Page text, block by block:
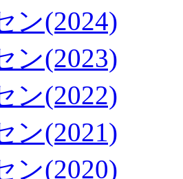
ン(2024)
ン(2023)
ン(2022)
ン(2021)
ン(2020)